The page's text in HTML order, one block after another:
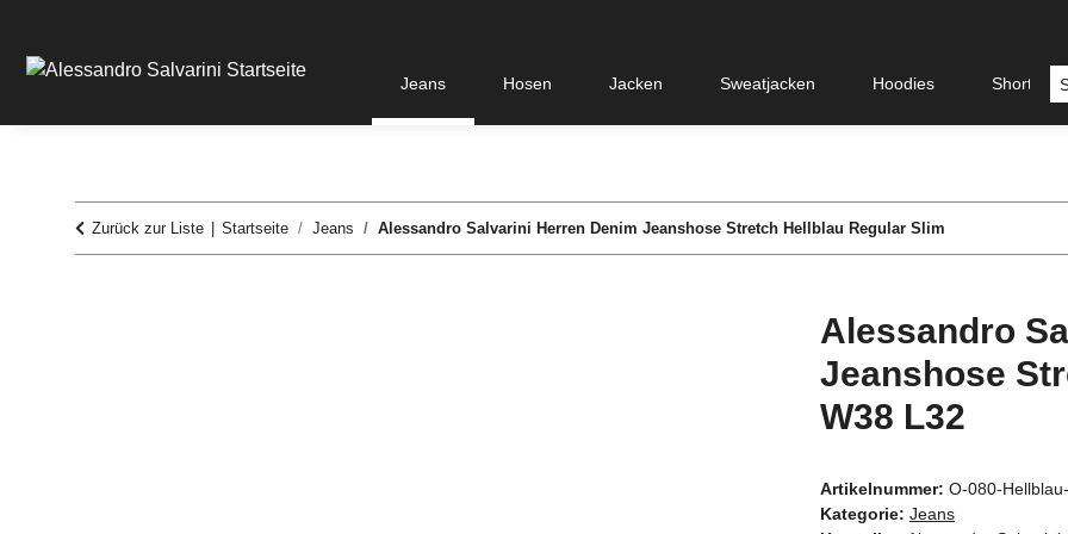
Jeans Hosen Jacken Sweatjacken Hoodies Shorts &
Zurück zur Liste Startseite Jeans Alessandro Salvarini Herren Denim Jeanshose Stretch Hellblau Regular Slim
Alessandro
Jeanshose
W38 L32
Artikelnummer: O-080-
Kategorie: Jeans